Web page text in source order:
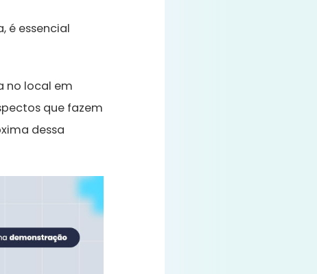
é essencial
no local em
que fazem
dessa